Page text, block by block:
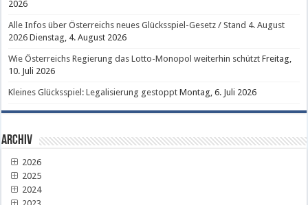
2026
Alle Infos über Österreichs neues Glücksspiel-Gesetz / Stand 4. August
2026 Dienstag, 4. August 2026
Wie Österreichs Regierung das Lotto-Monopol weiterhin schützt Freitag,
10. Juli 2026
Kleines Glücksspiel: Legalisierung gestoppt Montag, 6. Juli 2026
Archiv
2026
2025
2024